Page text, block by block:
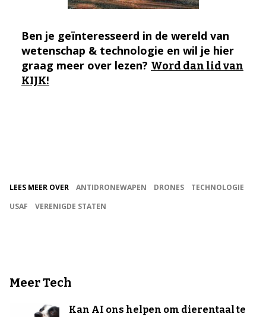
Ben je geïnteresseerd in de wereld van
wetenschap & technologie en wil je hier
graag meer over lezen? Word dan lid van
KIJK!
LEES MEER OVER ANTIDRONEWAPEN DRONES
TECHNOLOGIE
USAF
VERENIGDE STATEN
Meer Tech
Kan AI ons helpen om dierentaal te